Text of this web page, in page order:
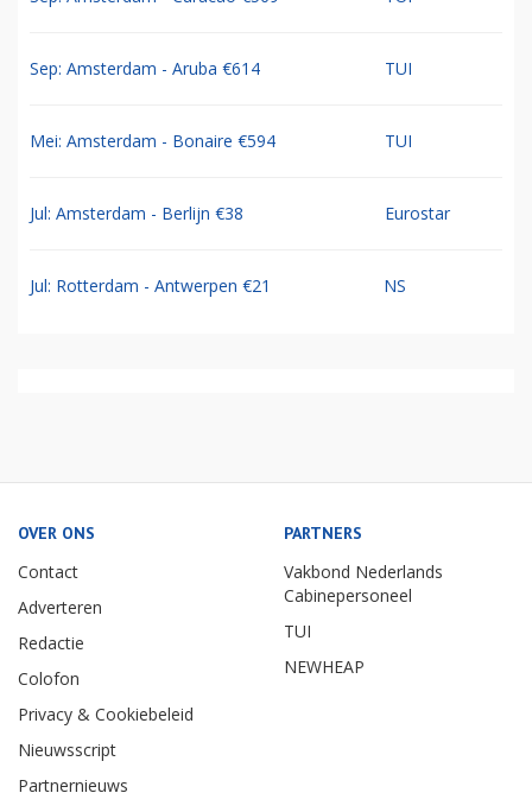
Sep: Amsterdam - Aruba €614 TUI
Mei: Amsterdam - Bonaire €594 TUI
Jul: Amsterdam - Berlijn €38 Eurostar
Jul: Rotterdam - Antwerpen €21 NS
OVER ONS
Contact
Adverteren
Redactie
Colofon
Privacy & Cookiebeleid
Nieuwsscript
Partnernieuws
PARTNERS
Vakbond Nederlands
Cabinepersoneel
TUI
NEWHEAP